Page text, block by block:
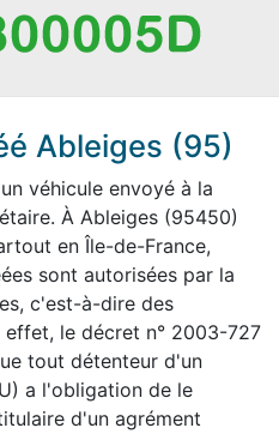
Ableiges (95)
véhicule envoyé à la
À Ableiges (95450)
en Île-de-France,
sont autorisées par la
c'est-à-dire des
effet, le décret n° 2003-727
tout détenteur d'un
a l'obligation de le
d'un agrément